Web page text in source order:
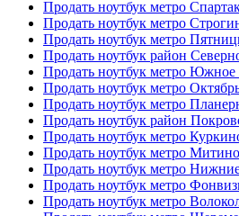
Продать ноутбук метро
Продать ноутбук метро
Продать ноутбук метро
Продать ноутбук район
Продать ноутбук метро
Продать ноутбук метро
Продать ноутбук метро
Продать ноутбук район
Продать ноутбук метро
Продать ноутбук метро Митино
Продать ноутбук метро
Продать ноутбук метро
Продать ноутбук метро